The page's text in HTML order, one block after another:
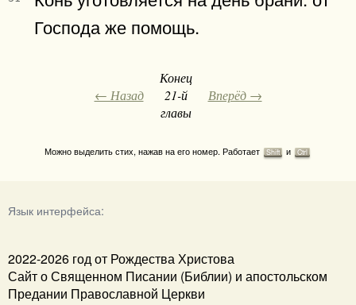
Господа же помощь.
← Назад
Конец
21-й
главы
Вперёд →
Можно выделить стих, нажав на его номер. Работает Shift и Ctrl
Язык интерфейса:
2022-2026 год от Рождества Христова
Сайт о Священном Писании (Библии) и апостольском
Предании Православной Церкви